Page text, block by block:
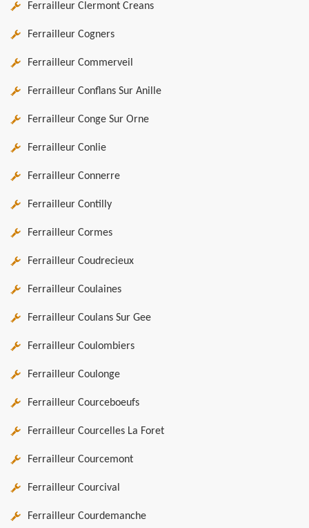
Ferrailleur Clermont Creans
Ferrailleur Cogners
Ferrailleur Commerveil
Ferrailleur Conflans Sur Anille
Ferrailleur Conge Sur Orne
Ferrailleur Conlie
Ferrailleur Connerre
Ferrailleur Contilly
Ferrailleur Cormes
Ferrailleur Coudrecieux
Ferrailleur Coulaines
Ferrailleur Coulans Sur Gee
Ferrailleur Coulombiers
Ferrailleur Coulonge
Ferrailleur Courceboeufs
Ferrailleur Courcelles La Foret
Ferrailleur Courcemont
Ferrailleur Courcival
Ferrailleur Courdemanche